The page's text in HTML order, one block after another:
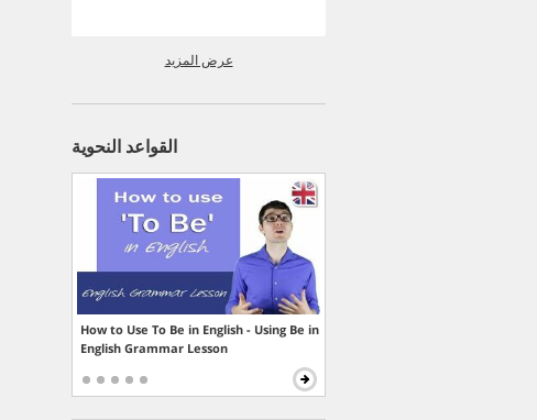
عرض المزيد
القواعد النحوية
How to Use To Be in English - Using Be in
English Grammar Lesson